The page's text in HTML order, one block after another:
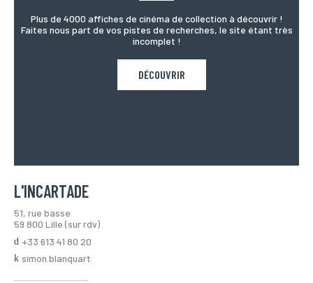
Plus de 4000 affiches de cinéma de collection à découvrir !
Faites nous part de vos pistes de recherches, le site étant très
incomplet !
DÉCOUVRIR
L'INCARTADE
51, rue basse
59 800 Lille (sur rdv)
+33 613 41 80 20
simon.blanquart